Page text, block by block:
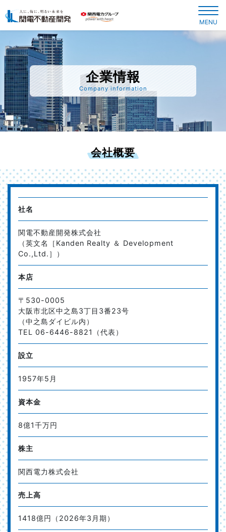
MENU
企業情報
Company information
会社概要
社名
関電不動産開発株式会社
（英文名［Kanden Realty ＆ Development
Co.,Ltd.］）
本店
〒530-0005
大阪市北区中之島3丁目3番23号
（中之島ダイビル内）
TEL 06-6446-8821（代表）
設立
1957年5月
資本金
8億1千万円
株主
関西電力株式会社
売上高
1418億円（2026年3月期）